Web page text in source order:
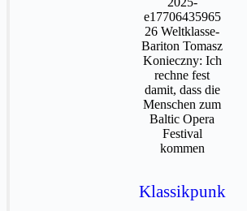
Klassikpunk